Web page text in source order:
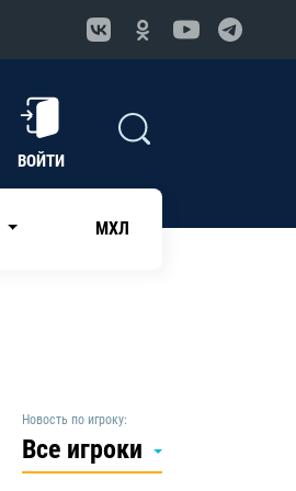
ВОЙТИ
МХЛ
Новость по игроку:
Все игроки